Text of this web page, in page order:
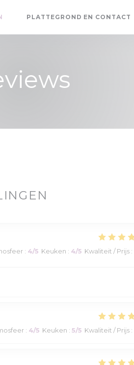
PLATTEGROND EN CONTACT
: 4/5 Keuken : 4/5 Kwaliteit / Prijs :
: 4/5 Keuken : 5/5 Kwaliteit / Prijs :